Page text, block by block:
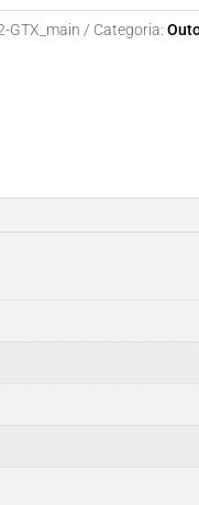
GTX_main Categoria: